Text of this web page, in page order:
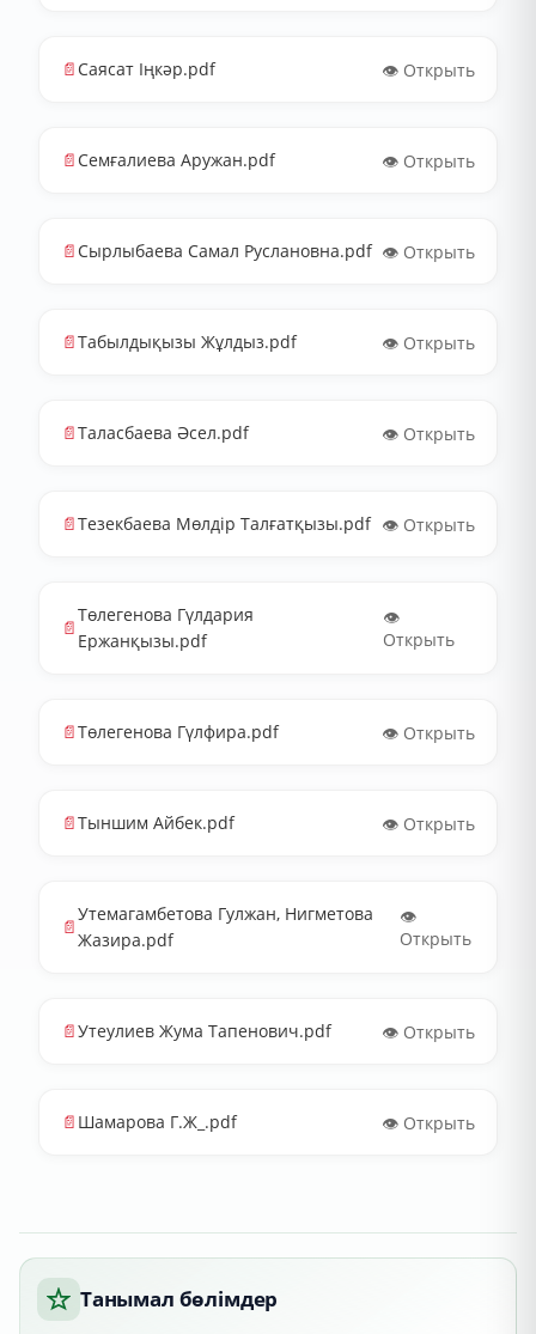
📄 Саясат Іңкәр.pdf 👁️ Открыть
📄 Семғалиева Аружан.pdf 👁️ Открыть
📄 Сырлыбаева Самал Руслановна.pdf 👁️ Открыть
📄Табылдықызы Жұлдыз.pdf 👁️ Открыть
📄Таласбаева Әсел.pdf 👁️ Открыть
📄Тезекбаева Мөлдір Талғатқызы.pdf 👁️ Открыть
📄
Төлегенова Гүлдария
Ержанқызы.pdf
👁️
Открыть
📄Төлегенова Гүлфира.pdf 👁️ Открыть
📄Тыншим Айбек.pdf 👁️ Открыть
📄
Утемагамбетова Гулжан, Нигметова
Жазира.pdf
👁️
Открыть
📄Утеулиев Жума Тапенович.pdf 👁️ Открыть
📄 Шамарова Г.Ж_.pdf 👁️ Открыть
Танымал бөлімдер